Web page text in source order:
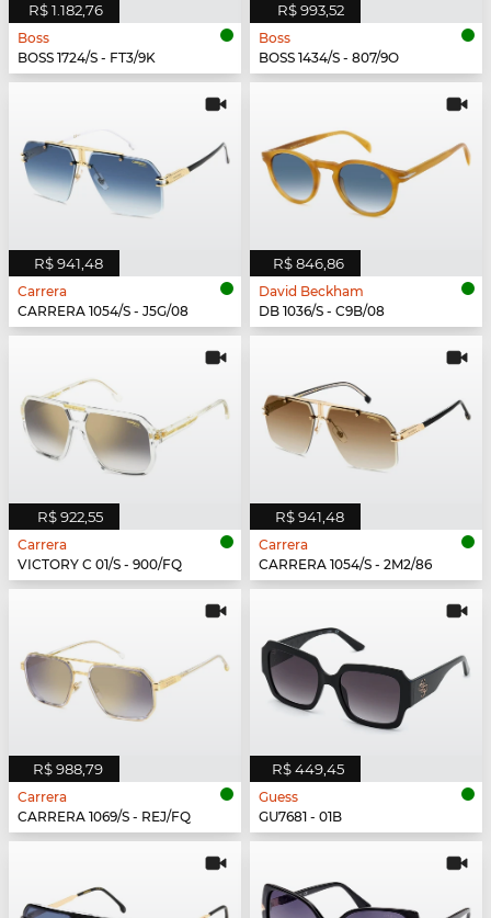
R$ 1.182,76
Boss
BOSS 1724/S - FT3/9K
R$ 993,52
Boss
BOSS 1434/S - 807/9O
R$ 941,48
Carrera
CARRERA 1054/S - J5G/08
R$ 846,86
David Beckham
DB 1036/S - C9B/08
R$ 922,55
Carrera
VICTORY C 01/S - 900/FQ
R$ 941,48
Carrera
CARRERA 1054/S - 2M2/86
R$ 988,79
Carrera
CARRERA 1069/S - REJ/FQ
R$ 449,45
Guess
GU7681 - 01B